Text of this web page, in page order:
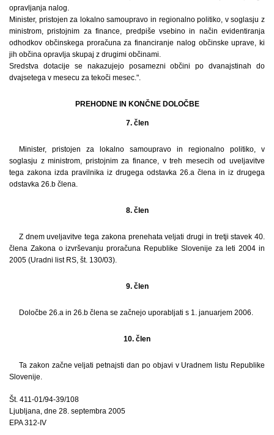
opravljanja nalog.
Minister, pristojen za lokalno samoupravo in regionalno politiko, v soglasju z
ministrom, pristojnim za finance, predpiše vsebino in način evidentiranja
odhodkov občinskega proračuna za financiranje nalog občinske uprave, ki
jih občina opravlja skupaj z drugimi občinami.
Sredstva dotacije se nakazujejo posamezni občini po dvanajstinah do
dvajsetega v mesecu za tekoči mesec.".
PREHODNE IN KONČNE DOLOČBE
7. člen
Minister, pristojen za lokalno samoupravo in regionalno politiko, v
soglasju z ministrom, pristojnim za finance, v treh mesecih od uveljavitve
tega zakona izda pravilnika iz drugega odstavka 26.a člena in iz drugega
odstavka 26.b člena.
8. člen
Z dnem uveljavitve tega zakona prenehata veljati drugi in tretji stavek 40.
člena Zakona o izvrševanju proračuna Republike Slovenije za leti 2004 in
2005 (Uradni list RS, št. 130/03).
9. člen
Določbe 26.a in 26.b člena se začnejo uporabljati s 1. januarjem 2006.
10. člen
Ta zakon začne veljati petnajsti dan po objavi v Uradnem listu Republike
Slovenije.
Št. 411-01/94-39/108
Ljubljana, dne 28. septembra 2005
EPA 312-IV